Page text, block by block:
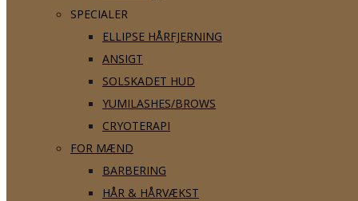
SPECIALER
ELLIPSE HÅRFJERNING
ANSIGT
SOLSKADET HUD
YUMILASHES/BROWS
CRYOTERAPI
FOR MÆND
BARBERING
HÅR & HÅRVÆKST